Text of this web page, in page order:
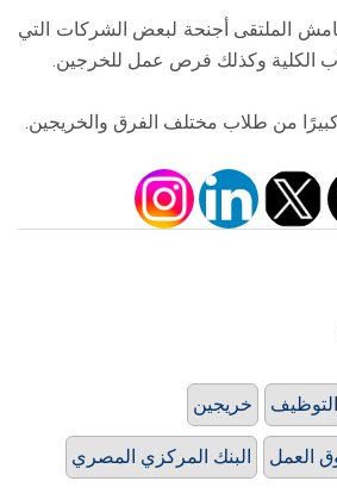
الملتقى أجنحة لبعض الشركات التي
الكلية وكذلك فرص عمل للخرجين.
كبيرًا من طلاب مختلف الفرق والخريجين.
خريجين التوظيف
البنك المركزي المصري العمل